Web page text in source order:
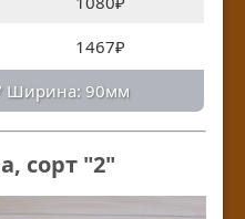
1467₽
Ширина: 90мм
сорт "2"